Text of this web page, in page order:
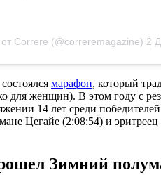
Correre (@correremagazine) 2
марафон, который
для женщин). В этом году с
14 лет среди
Цегайе (2:08:54) и
Зимний